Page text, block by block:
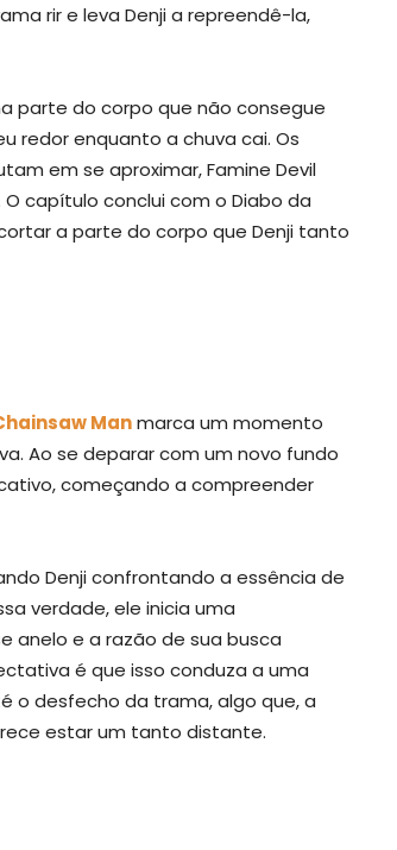
rir e leva Denji a repreendê-la,
parte do corpo que não consegue
redor enquanto a chuva cai. Os
em se aproximar, Famine Devil
capítulo conclui com o Diabo da
a parte do corpo que Denji tanto
Manmarca um momento
Ao se deparar com um novo fundo
começando a compreender
Denji confrontando a essência de
verdade, ele inicia uma
anelo e a razão de sua busca
é que isso conduza a uma
o desfecho da trama, algo que, a
estar um tanto distante.